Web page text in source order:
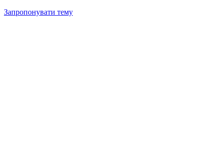
Запропонувати тему